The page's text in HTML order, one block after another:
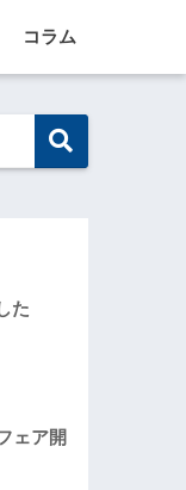
コラム
た
ェア開